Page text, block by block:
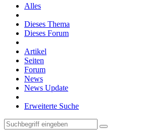
Alles
Dieses Thema
Dieses Forum
Artikel
Seiten
Forum
News
News Update
Erweiterte Suche